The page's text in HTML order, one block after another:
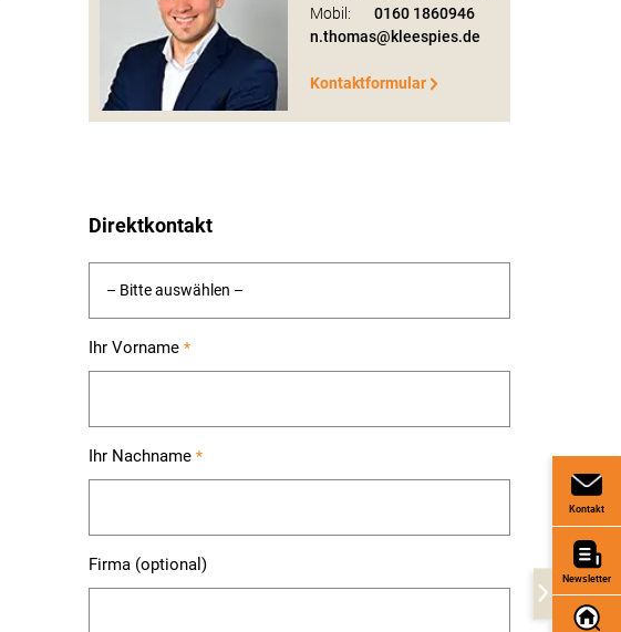
Mobil:
0160 1860946
n.thomas@kleespies.de
Kontaktformular
Direktkontakt
Ihr Vorname *
Ihr Nachname *
Firma (optional)
Kontakt
Newsletter